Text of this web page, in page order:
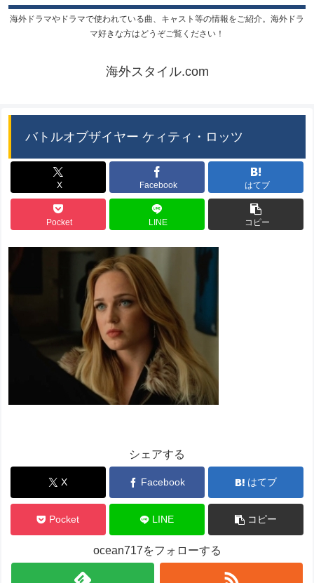
海外ドラマやドラマで使われている曲、キャスト等の情報をご紹介。海外ドラ
マ好きな方はどうぞご覧ください！
海外スタイル.com
バトルオブザイヤー ケィティ・ロッツ
X Facebook はてブ
Pocket LINE コピー
シェアする
X Facebook はてブ
Pocket LINE コピー
ocean717をフォローする